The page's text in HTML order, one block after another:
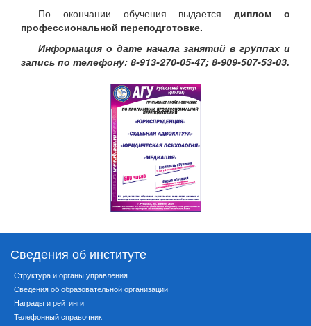
По окончании обучения выдается диплом о
профессиональной переподготовке.
Информация о дате начала занятий в группах и
запись по телефону: 8-913-270-05-47; 8-909-507-53-03.
Сведения об институте
Структура и органы управления
Сведения об образовательной организации
Награды и рейтинги
Телефонный справочник